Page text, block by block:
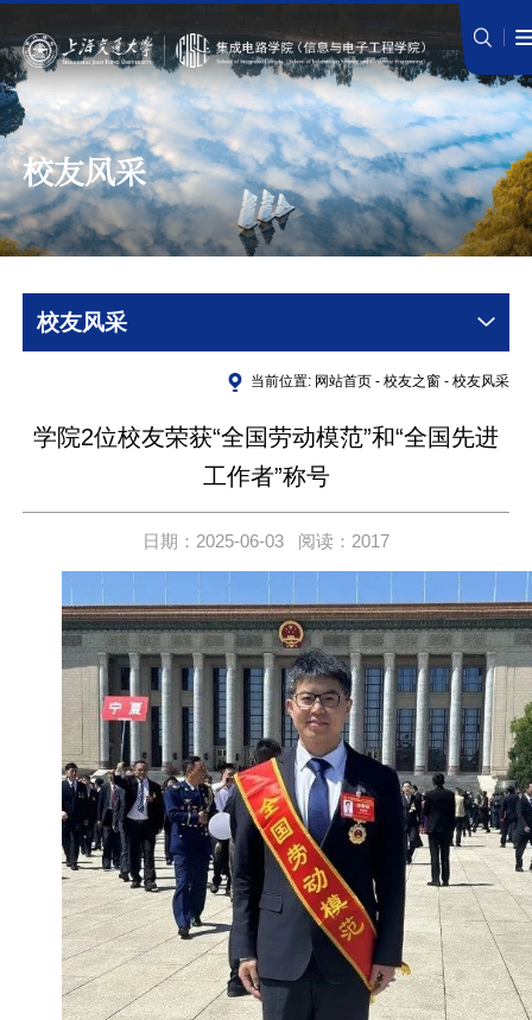
校友风采
校友风采
当前位置: 网站首页 -校友之窗 -校友风采
学院2位校友荣获“全国劳动模范”和“全国先进
工作者”称号
日期：2025-06-03 阅读：2017